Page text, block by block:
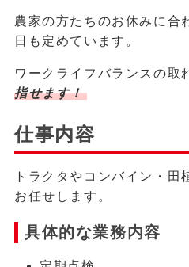
農家の方たちのお休みに合
日も定めています。
ワークライフバランスの取
指せます！
仕事内容
トラクタやコンバイン・
お任せします。
具体的な業務内容